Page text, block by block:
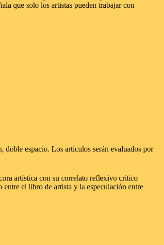
que solo los artistas pueden trabajar con
espacio. Los artículos serán evaluados por
artística con su correlato reflexivo crítico
el libro de artista y la especulación entre